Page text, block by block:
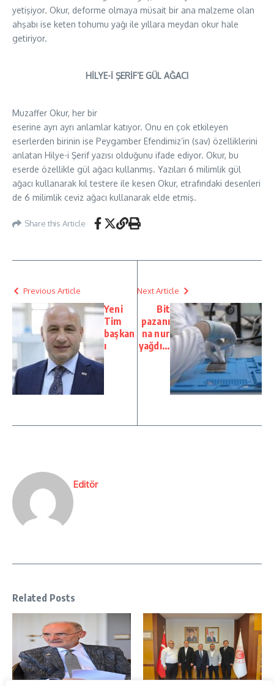
yetişiyor. Okur, deforme olmaya müsait bir ana malzeme olan
ahşabı ise keten tohumu yağı ile yıllara meydan okur hale
getiriyor.
HİLYE-İ ŞERİF’E GÜL AĞACI
Muzaffer Okur, her bir
eserine ayrı ayrı anlamlar katıyor. Onu en çok etkileyen
eserlerden birinin ise Peygamber Efendimiz’in (sav) özelliklerini
anlatan Hilye-i Şerif yazısı olduğunu ifade ediyor. Okur, bu
eserde özellikle gül ağacı kullanmış. Yazıları 6 milimlik gül
ağacı kullanarak kıl testere ile kesen Okur, etrafındaki desenleri
de 6 milimlik ceviz ağacı kullanarak elde etmiş.
Share this Article
Previous Article
Yeni
Tim
başkan
ı
Next Article
Bit
pazanı
na nur
yağdı…
Editör
Related Posts